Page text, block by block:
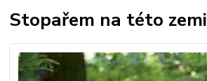
Stopařem na této zemi